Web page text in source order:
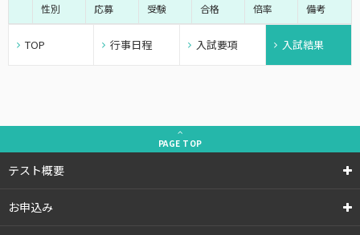
性別 応募 受験 合格 倍率 備考
TOP 行事日程 入試要項 入試結果
PAGE TOP
テスト概要
お申込み